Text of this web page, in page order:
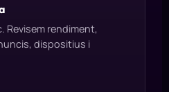
Revisem rendiment,
dispositius i